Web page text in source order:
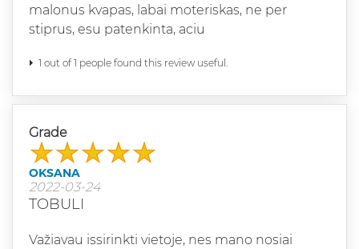
malonus kvapas, labai moteriskas, ne per
stiprus, esu patenkinta, aciu
1 out of 1 people found this review useful.
Grade
OKSANA
2022-03-24
TOBULI
Važiavau issirinkti vietoje, nes mano nosiai